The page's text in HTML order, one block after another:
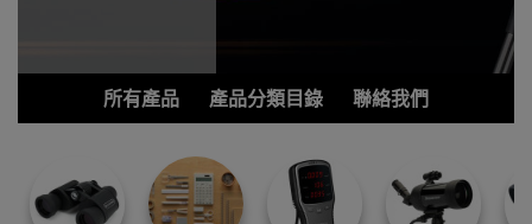
鏡香港銷售點
所有產品 產品分類目錄 聯絡我們